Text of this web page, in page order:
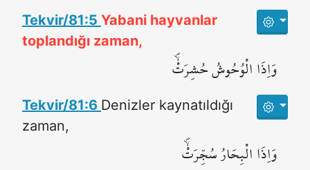
Tekvir/81:5 Yabani hayvanlar
toplandığı zaman,
وَاِذَا الْوُحُوشُ حُشِرَتْۙۖ
Tekvir/81:6 Denizler kaynatıldığı
zaman,
وَاِذَا الْبِحَارُ سُجِّرَتْۙۖ